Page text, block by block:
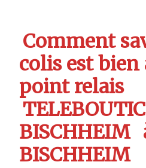
Comment
colis est bien
point relais
BISCHHEIM
BISCHHEIM